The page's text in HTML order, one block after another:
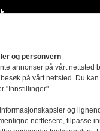
byggebransjen
og personvern
annonser på vårt nettsted
på vårt nettsted. Du
"Innstillinger".
og
nettlesere, tilpasse